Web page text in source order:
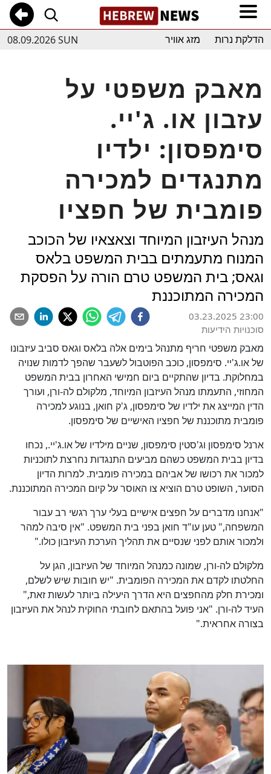
08.09.2026 SUN הדלקת נרות מזג אוויר
מאבק משפטי על
עזבון או. ג'יי.
סימפסון: ילדיו
מתנגדים למכירה
פומבית של חפציו
מנהל העיזבון המיוחד וצאצאיו של הכוכב
המנוח מתעמתים בבית המשפט בלאס
וגאס; בית המשפט טרם הורה על הפסקת
המכירה המתוכננת
03.23.2025 23:00
סוכנויות הידיעות
מאבק משפטי חריף מתנהל בימים אלה בלאס וגאס סביב עיזבונו
של או.ג'יי. סימפסון, כוכב הפוטבול לשעבר שהפך לדמות שנויה
במחלוקת. בדיון שהתקיים ביום חמישי האחרון בבית המשפט
המחוזי, התעמתו מנהל העיזבון המיוחד, מלקולם לה-ורן, ועורך
הדין המייצג את ילדיו של סימפסון, ג'ק חואן, בנוגע למכירה
פומבית מתוכננת של חפציו האישיים של סימפסון.
ארנל סימפסון וג'סטין סימפסון, שניים מילדיו של או.ג'יי., נכחו
בדיון בבית המשפט כשהם מביעים התנגדות נחרצת לתוכניות
למכור את רכושו של אביהם במכירה פומבית. למרות הדיון
הסוער, השופט טרם הוציא צו האוסר על קיום המכירה המתוכננת.
"אנחנו מדברים על חפצים אישיים בעלי ערך רגשי רב עבור
המשפחה," טען עו"ד חואן בפני בית המשפט. "אין סיבה למהר
ולמכור אותם לפני שנסיים את תהליך הערכת העיזבון כולו."
מלקולם לה-ורן, שמונה כמנהל המיוחד של העיזבון, הגן על
החלטתו לקדם את המכירה הפומבית. "יש חובות שיש לשלם,
ומכירת חלק מהחפצים היא הדרך היעילה ביותר לעשות זאת,"
העיד לה-ורן. "אני פועל בהתאם לחובתי החוקית לנהל את העיזבון
בצורה אחראית."